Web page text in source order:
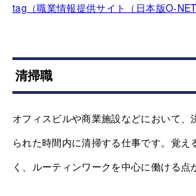
tag（職業情報提供サイト（日本版O-NET
清掃職
オフィスビルや商業施設などにおいて、
られた時間内に清掃する仕事です。覚え
く、ルーティンワークを中心に働ける点